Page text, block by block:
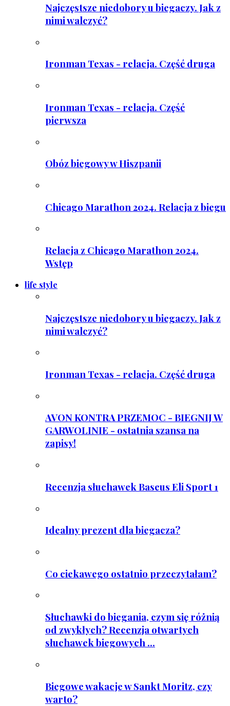
Najczęstsze niedobory u biegaczy. Jak z
nimi walczyć?
Ironman Texas - relacja. Część druga
Ironman Texas - relacja. Część
pierwsza
Obóz biegowy w Hiszpanii
Chicago Marathon 2024. Relacja z biegu
Relacja z Chicago Marathon 2024.
Wstęp
life style
Najczęstsze niedobory u biegaczy. Jak z
nimi walczyć?
Ironman Texas - relacja. Część druga
AVON KONTRA PRZEMOC - BIEGNIJ W
GARWOLINIE - ostatnia szansa na
zapisy!
Recenzja słuchawek Baseus Eli Sport 1
Idealny prezent dla biegacza?
Co ciekawego ostatnio przeczytałam?
Słuchawki do biegania, czym się różnią
od zwykłych? Recenzja otwartych
słuchawek biegowych ...
Biegowe wakacje w Sankt Moritz, czy
warto?